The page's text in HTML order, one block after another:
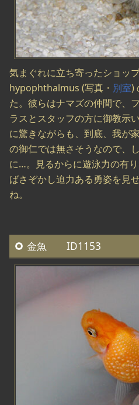
気まぐれに立ち寄ったショッ
hypophthalmus (写真・ 別室)
た。彼らはナマズの仲間で、
ラスとスタッフの方に御教示
に驚きながらも、到底、我が
の御仁では無さそうなので、
に…。見るからに遊泳力の有
ばさぞかし迫力ある勇姿を見
ね。
金魚 ID1153